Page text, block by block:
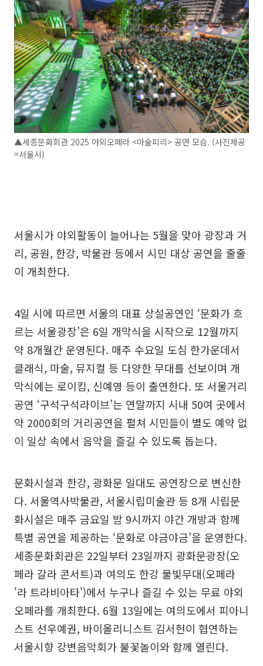
▲세종문화회관 2025 야외오페라 <마술피리> 공연 모습. (사진제공
=서울시)
서울시가 야외활동이 늘어나는 5월을 맞아 광장과 거
리, 공원, 한강, 박물관 등에서 시민 대상 공연을 줄줄
이 개최한다.
4일 시에 따르면 서울의 대표 상설공연인 ‘문화가 흐
르는 서울광장’은 6일 개막식을 시작으로 12월까지
약 8개월간 운영된다. 매주 수요일 도심 한가운데서
클래식, 마술, 뮤지컬 등 다양한 무대를 선보이며 개
막식에는 로이킴, 신예영 등이 출연한다. 또 서울거리
공연 ‘구석구석라이브’는 연말까지 시내 50여 곳에서
약 2000회의 거리공연을 펼쳐 시민들이 별도 예약 없
이 일상 속에서 음악을 즐길 수 있도록 돕는다.
문화시설과 한강, 광화문 일대도 공연장으로 변신한
다. 서울역사박물관, 서울시립미술관 등 8개 시립문
화시설은 매주 금요일 밤 9시까지 야간 개방과 함께
특별 공연을 제공하는 ‘문화로 야금야금’을 운영한다.
세종문화회관은 22일부터 23일까지 광화문광장(오
페라 갈라 콘서트)과 여의도 한강 물빛무대(오페라
'라 트라비아타')에서 누구나 즐길 수 있는 무료 야외
오페라를 개최한다. 6월 13일에는 여의도에서 피아니
스트 선우예권, 바이올리니스트 김서현이 협연하는
서울시향 강변음악회가 불꽃놀이와 함께 열린다.